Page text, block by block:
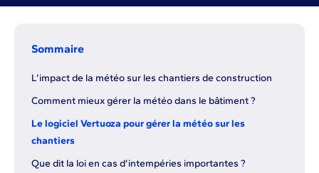
Sommaire
L’impact de la météo sur les chantiers de construction
Comment mieux gérer la météo dans le bâtiment ?
Le logiciel Vertuoza pour gérer la météo sur les
chantiers
Que dit la loi en cas d’intempéries importantes ?